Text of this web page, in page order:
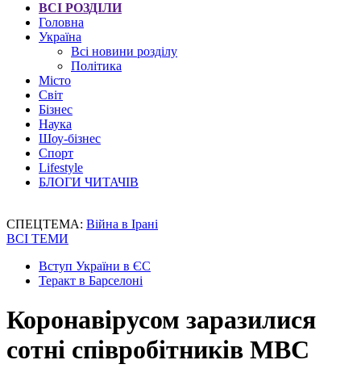
ВСІ РОЗДІЛИ
Головна
Україна
Всі новини розділу
Політика
Місто
Світ
Бізнес
Наука
Шоу-бізнес
Спорт
Lifestyle
БЛОГИ ЧИТАЧІВ
СПЕЦТЕМА: Війна в Ірані
ВСІ ТЕМИ
Вступ України в ЄС
Теракт в Барселоні
Коронавірусом заразилися
сотні співробітників МВС